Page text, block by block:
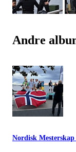
Andre
Nordisk